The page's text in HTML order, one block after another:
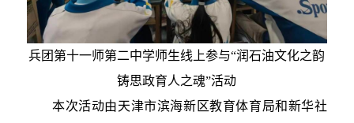
兵团第十一师第二中学师生线上参与“润石油文化之韵
铸思政育人之魂”活动
本次活动由天津市滨海新区教育体育局和新华社